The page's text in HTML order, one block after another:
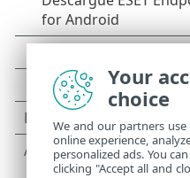
Your
choice
We and our partners
online experience,
personalized ads. You
clicking "Accept all and